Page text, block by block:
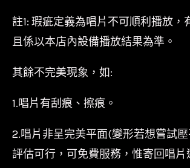
註1: 瑕疵定義為唱片不可順利播放，
且係以本店內設備播放結果為準。
其餘不完美現象，如:
1.唱片有刮痕、擦痕。
2.唱片非呈完美平面(變形若想嘗試
評估可行，可免費服務，惟寄回唱片